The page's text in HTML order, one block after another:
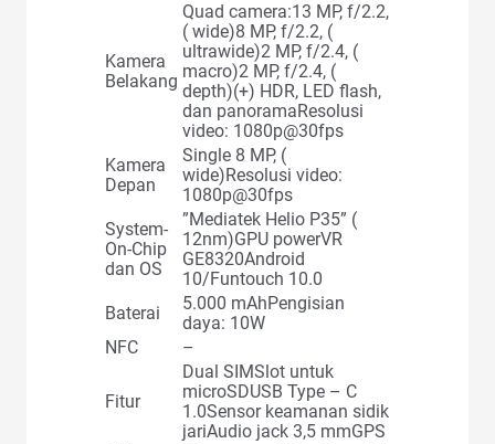
Kamera
Belakang
Quad camera:13 MP, f/2.2,
( wide)8 MP, f/2.2, (
ultrawide)2 MP, f/2.4, (
macro)2 MP, f/2.4, (
depth)(+) HDR, LED flash,
dan panoramaResolusi
video: 1080p@30fps
Kamera
Depan
Single 8 MP, (
wide)Resolusi video:
1080p@30fps
System-
On-Chip
dan OS
”Mediatek Helio P35” (
12nm)GPU powerVR
GE8320Android
10/Funtouch 10.0
Baterai
5.000 mAhPengisian
daya: 10W
NFC
–
Fitur
Dual SIMSlot untuk
microSDUSB Type – C
1.0Sensor keamanan sidik
jariAudio jack 3,5 mmGPS